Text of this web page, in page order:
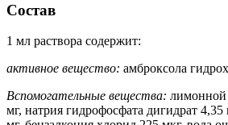
Состав
1 мл раствора содержит:
активное вещество: амброксола
Вспомогательные вещества: лимонной
мг, натрия гидрофосфата дигидрат